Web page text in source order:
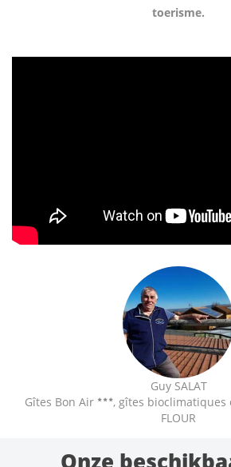
toerisme.
Guy SALAT
Gîtes Bon Air
, gîtes bioclimatiques
FLOUR